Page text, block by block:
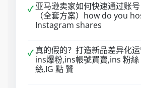
✓ 亚马逊卖家如何快速通过账号
（全套方案）how do you
Instagram shares
✓ 真的假的？打造新品差异化运
ins爆粉,ins帳號買賣,ins 粉絲
絲,IG 點 贊